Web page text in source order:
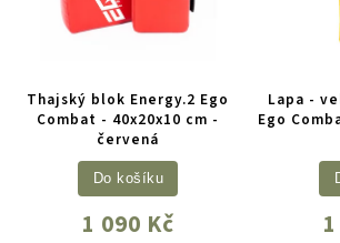
Thajský blok Energy.2 Ego
Combat - 40x20x10 cm -
červená
1 090 Kč
Do košíku
Lapa -
Ego